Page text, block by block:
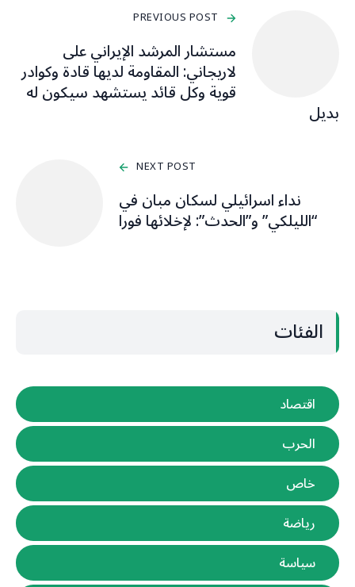
PREVIOUS POST
مستشار المرشد الإيراني على
لاريجاني: المقاومة لديها قادة وكوادر
قوية وكل قائد يستشهد سيكون له
بديل
NEXT POST
نداء اسرائيلي لسكان مبان في
“الليلكي” و”الحدث”: لإخلائها فورا
الفئات
اقتصاد
الحرب
خاص
رياضة
سياسة